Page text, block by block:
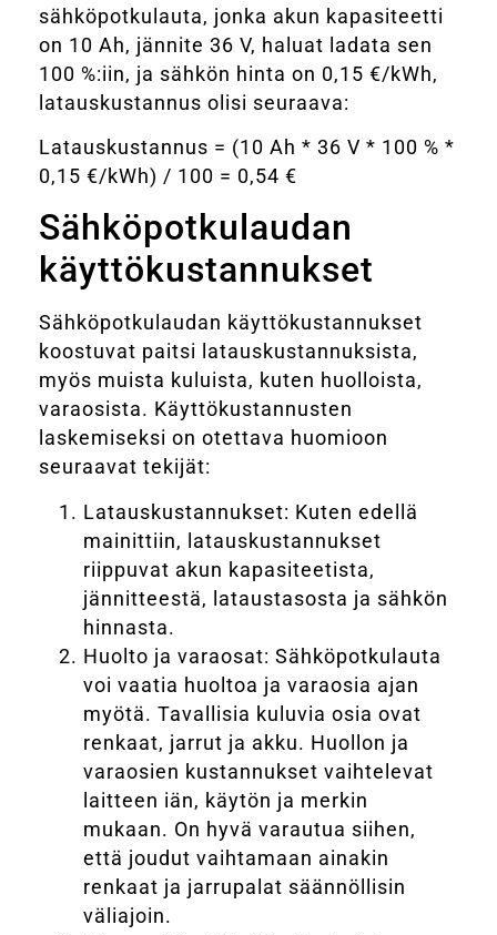
sähköpotkulauta, jonka akun kapasiteetti
on 10 Ah, jännite 36 V, haluat ladata sen
100 %:iin, ja sähkön hinta on 0,15 €/kWh,
latauskustannus olisi seuraava:
Latauskustannus = (10 Ah * 36 V * 100 % *
0,15 €/kWh) / 100 = 0,54 €
Sähköpotkulaudan
käyttökustannukset
Sähköpotkulaudan käyttökustannukset
koostuvat paitsi latauskustannuksista,
myös muista kuluista, kuten huolloista,
varaosista. Käyttökustannusten
laskemiseksi on otettava huomioon
seuraavat tekijät:
Latauskustannukset: Kuten edellä
mainittiin, latauskustannukset
riippuvat akun kapasiteetista,
jännitteestä, lataustasosta ja sähkön
hinnasta.
Huolto ja varaosat: Sähköpotkulauta
voi vaatia huoltoa ja varaosia ajan
myötä. Tavallisia kuluvia osia ovat
renkaat, jarrut ja akku. Huollon ja
varaosien kustannukset vaihtelevat
laitteen iän, käytön ja merkin
mukaan. On hyvä varautua siihen,
että joudut vaihtamaan ainakin
renkaat ja jarrupalat säännöllisin
väliajoin.